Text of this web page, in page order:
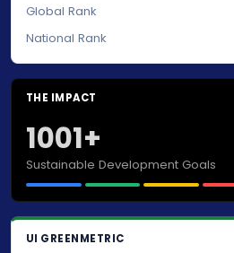
Global Rank
National Rank
THE IMPACT
1001+
Sustainable Development Goals
UI GREENMETRIC